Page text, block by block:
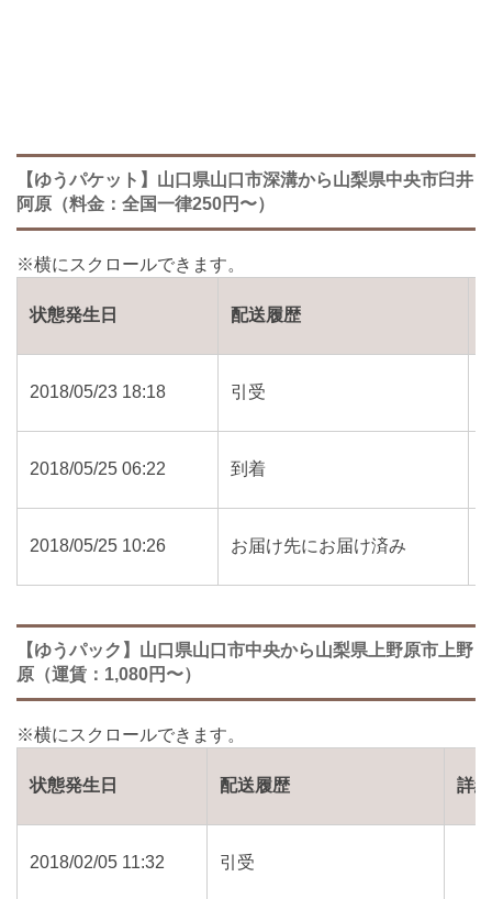
【ゆうパケット】山口県山口市深溝から山梨県中央市臼井
阿原（料金：全国一律250円〜）
状態発生日 配送履歴
2018/05/23 18:18 引受
2018/05/25 06:22 到着
2018/05/25 10:26 お届け先にお届け済み
【ゆうパック】山口県山口市中央から山梨県上野原市上野
原（運賃：1,080円〜）
状態発生日 配送履歴 詳細
2018/02/05 11:32 引受